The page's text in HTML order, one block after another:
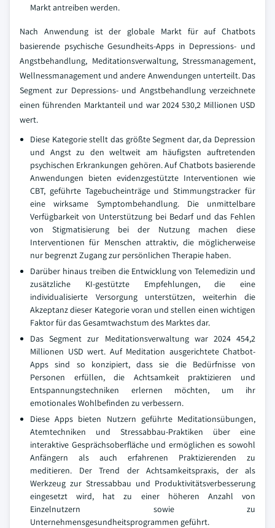
Markt antreiben werden.
Nach Anwendung ist der globale Markt für auf Chatbots
basierende psychische Gesundheits-Apps in Depressions- und
Angstbehandlung, Meditationsverwaltung, Stressmanagement,
Wellnessmanagement und andere Anwendungen unterteilt. Das
Segment zur Depressions- und Angstbehandlung verzeichnete
einen führenden Marktanteil und war 2024 530,2 Millionen USD
wert.
Diese Kategorie stellt das größte Segment dar, da Depression
und Angst zu den weltweit am häufigsten auftretenden
psychischen Erkrankungen gehören. Auf Chatbots basierende
Anwendungen bieten evidenzgestützte Interventionen wie
CBT, geführte Tagebucheinträge und Stimmungstracker für
eine wirksame Symptombehandlung. Die unmittelbare
Verfügbarkeit von Unterstützung bei Bedarf und das Fehlen
von Stigmatisierung bei der Nutzung machen diese
Interventionen für Menschen attraktiv, die möglicherweise
nur begrenzt Zugang zur persönlichen Therapie haben.
Darüber hinaus treiben die Entwicklung von Telemedizin und
zusätzliche KI-gestützte Empfehlungen, die eine
individualisierte Versorgung unterstützen, weiterhin die
Akzeptanz dieser Kategorie voran und stellen einen wichtigen
Faktor für das Gesamtwachstum des Marktes dar.
Das Segment zur Meditationsverwaltung war 2024 454,2
Millionen USD wert. Auf Meditation ausgerichtete Chatbot-
Apps sind so konzipiert, dass sie die Bedürfnisse von
Personen erfüllen, die Achtsamkeit praktizieren und
Entspannungstechniken erlernen möchten, um ihr
emotionales Wohlbefinden zu verbessern.
Diese Apps bieten Nutzern geführte Meditationsübungen,
Atemtechniken und Stressabbau-Praktiken über eine
interaktive Gesprächsoberfläche und ermöglichen es sowohl
Anfängern als auch erfahrenen Praktizierenden zu
meditieren. Der Trend der Achtsamkeitspraxis, der als
Werkzeug zur Stressabbau und Produktivitätsverbesserung
eingesetzt wird, hat zu einer höheren Anzahl von
Einzelnutzern sowie zu
Unternehmensgesundheitsprogrammen geführt.